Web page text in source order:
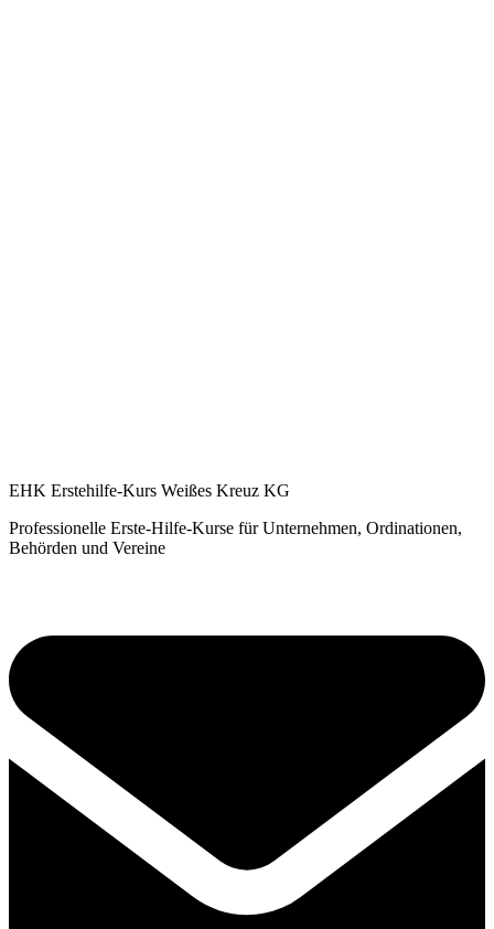
EHK Erstehilfe-Kurs Weißes Kreuz KG
Professionelle Erste-Hilfe-Kurse für Unternehmen, Ordinationen,
Behörden und Vereine